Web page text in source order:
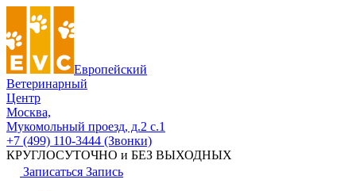
Европейский
Ветеринарный
Центр
Москва,
Мукомольный проезд, д.2 с.1
+7 (499) 110-3444 (Звонки)
КРУГЛОСУТОЧНО и БЕЗ ВЫХОДНЫХ
Записаться Запись